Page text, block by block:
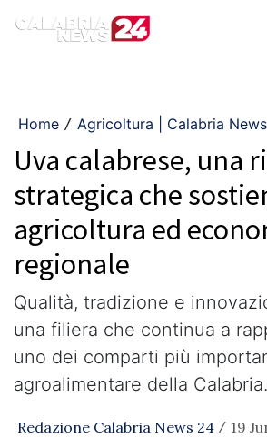
Home / Agricoltura | Calabria
Uva calabrese, una
strategica che
agricoltura ed
regionale
Qualità, tradizione e
una filiera che continua a
uno dei comparti più
agroalimentare della Calabria.
Redazione Calabria News 24 / 19